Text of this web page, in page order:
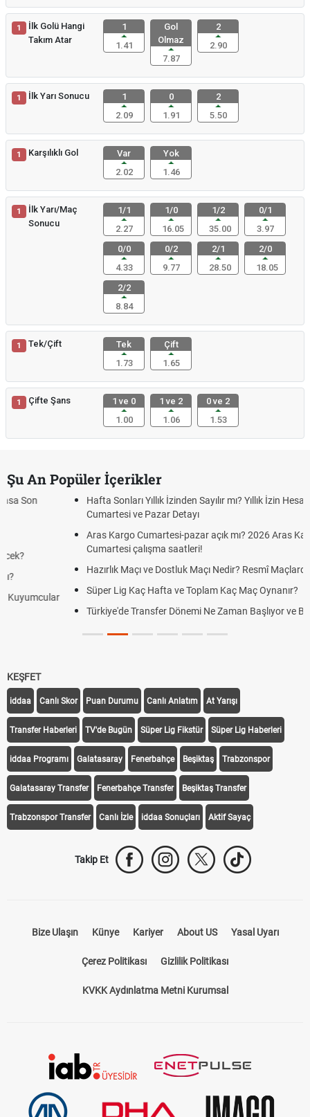
1
İlk Golü Hangi
Takım Atar
1
1.41
Gol
Olmaz
7.87
2
2.90
1 İlk Yarı Sonucu
1
2.09
0
1.91
2
5.50
1 Karşılıklı Gol
Var
2.02
Yok
1.46
1
İlk Yarı/Maç
Sonucu
1/1
2.27
1/0
16.05
1/2
35.00
0/1
3.97
0/0
4.33
0/2
9.77
2/1
28.50
2/0
18.05
2/2
8.84
1 Tek/Çift
Tek
1.73
Çift
1.65
1 Çifte Şans
1 ve 0
1.00
1 ve 2
1.06
0 ve 2
1.53
Şu An Popüler İçerikler
Hafta Sonları Yıllık İzinden Sayılır mı? Yıllık İzin Hesaplamasında
Cumartesi ve Pazar Detayı
Aras Kargo Cumartesi-pazar açık mı? 2026 Aras Kargo
Cumartesi çalışma saatleri!
Hazırlık Maçı ve Dostluk Maçı Nedir? Resmî Maçlardan Farkları
Süper Lig Kaç Hafta ve Toplam Kaç Maç Oynanır?
Türkiye'de Transfer Dönemi Ne Zaman Başlıyor ve Bitiyor?
KEŞFET
iddaa Canlı Skor Puan Durumu Canlı Anlatım At Yarışı
Transfer Haberleri TV'de Bugün Süper Lig Fikstür Süper Lig Haberleri
iddaa Programı Galatasaray Fenerbahçe Beşiktaş Trabzonspor
Galatasaray Transfer Fenerbahçe Transfer Beşiktaş Transfer
Trabzonspor Transfer Canlı İzle iddaa Sonuçları Aktif Sayaç
Takip Et
Bize Ulaşın Künye Kariyer About US Yasal Uyarı
Çerez Politikası Gizlilik Politikası
KVKK Aydınlatma Metni Kurumsal